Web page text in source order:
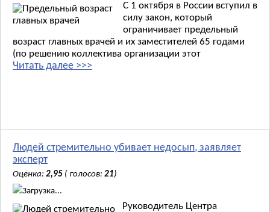
С 1 октября в России вступил в
силу закон, который
ограничивает предельный
возраст главных врачей и их заместителей 65 годами
(по решению коллектива организации этот
Читать далее >>>
Людей стремительно убивает недосып, заявляет
эксперт
Оценка: 2,95 ( голосов: 21)
Загрузка...
Руководитель Центра